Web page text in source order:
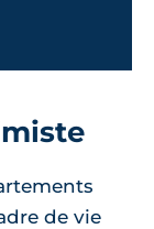
de vie